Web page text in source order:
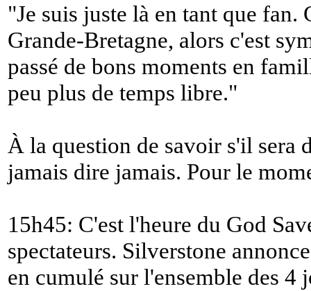
"Je suis juste là en tant que fan.
Grande-Bretagne, alors c'est
passé de bons moments en
peu plus de temps libre."
À la question de savoir s'il sera
jamais dire jamais. Pour le
15h45: C'est l'heure du God
spectateurs. Silverstone
en cumulé sur l'ensemble des 4